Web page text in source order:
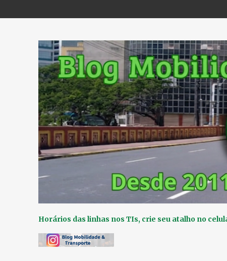
Horários das linhas nos TIs, crie seu atalho no